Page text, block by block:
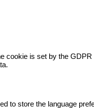
cookie is set by the
to store the language